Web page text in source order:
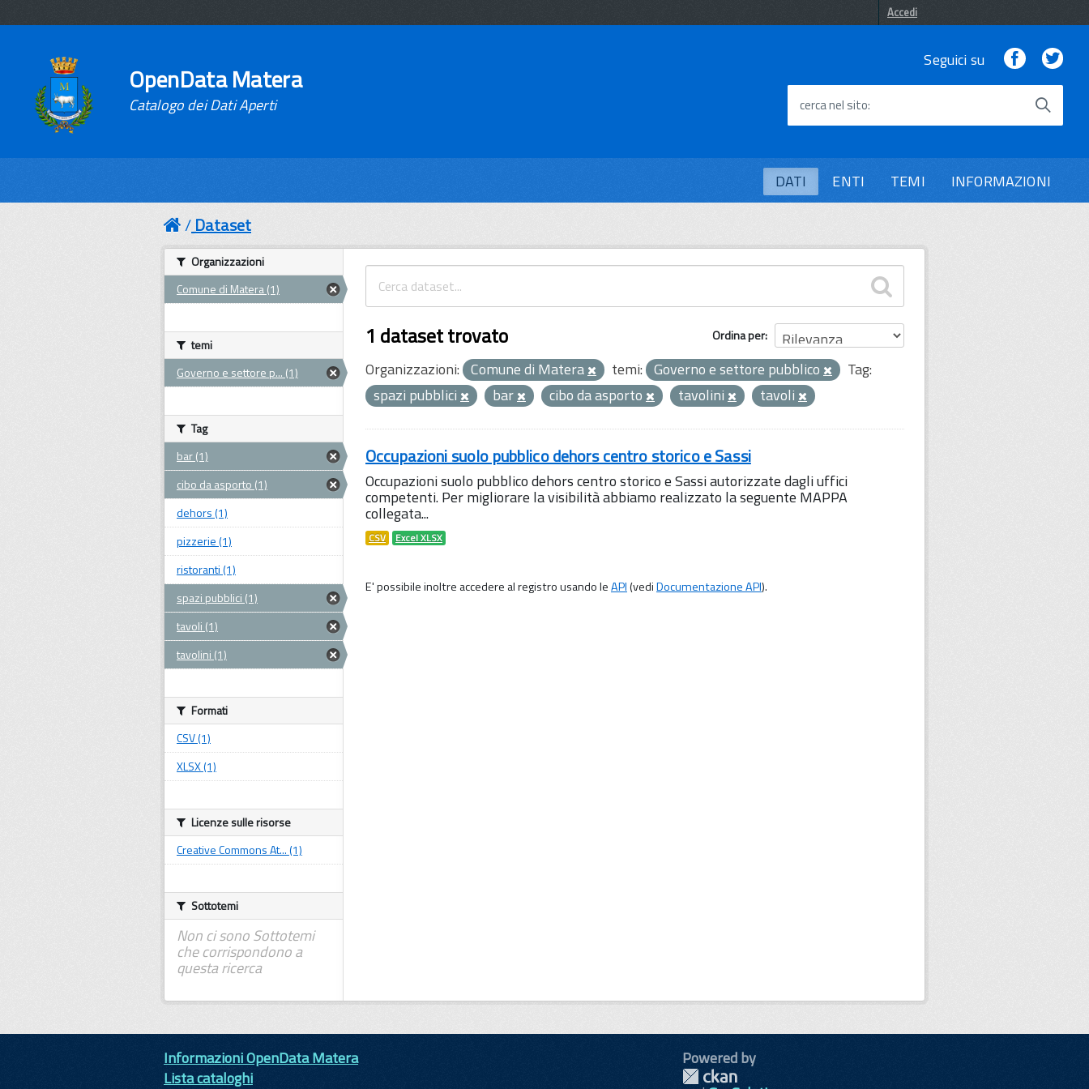
Accedi
OpenData Matera
Catalogo dei Dati Aperti
Seguici su Facebook
cerca nel sito
DATI ENTI TEMI INFORMAZIONI
Dataset
Ordina per
1 dataset trovato
Organizzazioni: Comune di Matera temi: Governo e settore pubblico
Tag:
spazi pubblici
bar cibo da asporto tavolini tavoli
Occupazioni suolo pubblico dehors centro storico e Sassi
Occupazioni suolo pubblico dehors centro storico e Sassi autorizzate dagli uffici
competenti. Per migliorare la visibilità abbiamo realizzato la seguente MAPPA
collegata...
CSV Excel XLSX
E' possibile inoltre accedere al registro usando leAPI(vediDocumentazione API).
Organizzazioni
Comune di Matera (1)
temi
Governo e settore p... (1)
Tag
bar (1)
cibo da asporto (1)
dehors (1)
pizzerie (1)
ristoranti (1)
spazi pubblici (1)
tavoli (1)
tavolini (1)
Formati
CSV (1)
XLSX (1)
Licenze sulle risorse
Creative Commons At... (1)
Sottotemi
Non ci sono Sottotemi
che corrispondono a
questa ricerca
Informazioni OpenData Matera
Lista cataloghi
Powered by